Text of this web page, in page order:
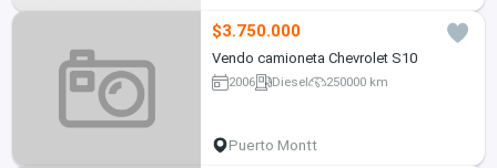
$3.750.000
Vendo camioneta Chevrolet S10
2006 Diesel 250000 km
Puerto Montt